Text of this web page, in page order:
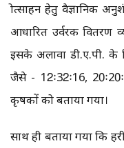
प्रोत्साहन हेतु वैज्ञानिक
आधारित उर्वरक वितरण
इसके अलावा डी.ए.पी. के
जैसे - 12ः32ः16,
कृषकों को बताया गया।
साथ ही बताया गया कि